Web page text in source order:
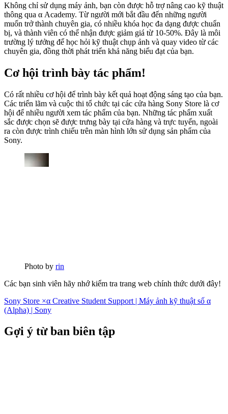
Không chỉ sử dụng máy ảnh, bạn còn được hỗ trợ nâng cao kỹ thuật
thông qua α Academy. Từ người mới bắt đầu đến những người
muốn trở thành chuyên gia, có nhiều khóa học đa dạng được chuẩn
bị, và thành viên có thể nhận được giảm giá từ 10-50%. Đây là môi
trường lý tưởng để học hỏi kỹ thuật chụp ảnh và quay video từ các
chuyên gia, đồng thời phát triển khả năng biểu đạt của bạn.
Cơ hội trình bày tác phẩm!
Có rất nhiều cơ hội để trình bày kết quả hoạt động sáng tạo của bạn.
Các triển lãm và cuộc thi tổ chức tại các cửa hàng Sony Store là cơ
hội để nhiều người xem tác phẩm của bạn. Những tác phẩm xuất
sắc được chọn sẽ được trưng bày tại cửa hàng và trực tuyến, ngoài
ra còn được trình chiếu trên màn hình lớn sử dụng sản phẩm của
Sony.
Photo by rin
Các bạn sinh viên hãy nhớ kiểm tra trang web chính thức dưới đây!
Sony Store ×α Creative Student Support | Máy ảnh kỹ thuật số α
(Alpha) | Sony
Gợi ý từ ban biên tập